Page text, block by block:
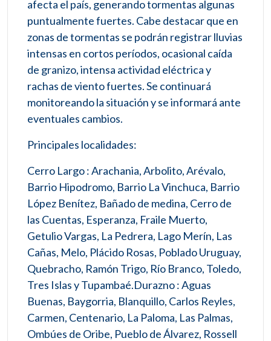
afecta el país, generando tormentas algunas
puntualmente fuertes. Cabe destacar que en
zonas de tormentas se podrán registrar lluvias
intensas en cortos períodos, ocasional caída
de granizo, intensa actividad eléctrica y
rachas de viento fuertes. Se continuará
monitoreando la situación y se informará ante
eventuales cambios.
Principales localidades:
Cerro Largo : Arachania, Arbolito, Arévalo,
Barrio Hipodromo, Barrio La Vinchuca, Barrio
López Benítez, Bañado de medina, Cerro de
las Cuentas, Esperanza, Fraile Muerto,
Getulio Vargas, La Pedrera, Lago Merín, Las
Cañas, Melo, Plácido Rosas, Poblado Uruguay,
Quebracho, Ramón Trigo, Río Branco, Toledo,
Tres Islas y Tupambaé.Durazno : Aguas
Buenas, Baygorria, Blanquillo, Carlos Reyles,
Carmen, Centenario, La Paloma, Las Palmas,
Ombúes de Oribe, Pueblo de Álvarez, Rossell